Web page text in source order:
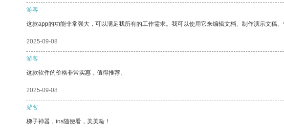
游客
这款app的功能非常强大，可以满足我所有的工作需求。我可以使用它来编辑文档、制作演示文稿、
2025-09-08
游客
这款软件的价格非常实惠，值得推荐。
2025-09-08
游客
梯子神器，ins随便看，美美哒！